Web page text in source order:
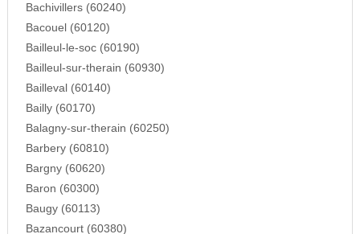
Bachivillers (60240)
Bacouel (60120)
Bailleul-le-soc (60190)
Bailleul-sur-therain (60930)
Bailleval (60140)
Bailly (60170)
Balagny-sur-therain (60250)
Barbery (60810)
Bargny (60620)
Baron (60300)
Baugy (60113)
Bazancourt (60380)